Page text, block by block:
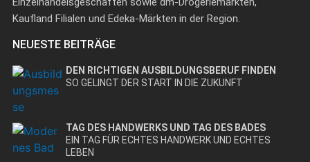
Kaufland Filialen und Edeka-Märkten in der Region.
NEUESTE BEITRÄGE
DEN RICHTIGEN AUSBILDUNGSBERUF FINDEN
SO GELINGT DER START IN DIE ZUKUNFT
TAG DES HANDWERKS UND TAG DES BADES
EIN TAG FÜR ECHTES HANDWERK UND ECHTES
LEBEN